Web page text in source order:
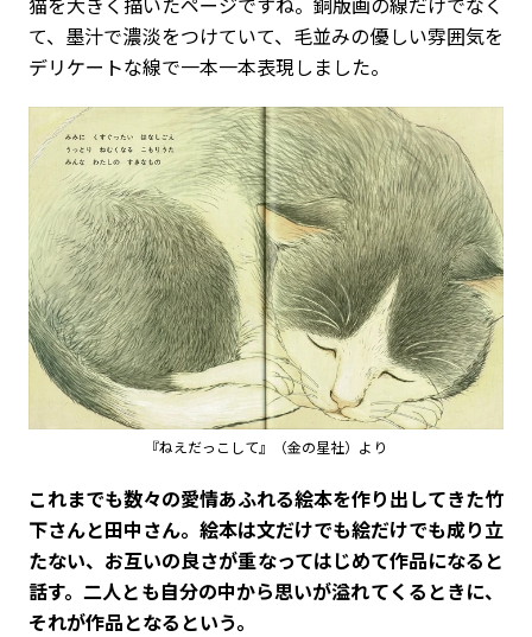
て、墨汁で濃淡をつけていて、毛並みの優しい雰囲気を
デリケートな線で一本一本表現しました。
『ねえだっこして』（金の星社）より
――これまでも数々の愛情あふれる絵本を作り出してきた竹
下さんと田中さん。絵本は文だけでも絵だけでも成り立
たない、お互いの良さが重なってはじめて作品になると
話す。二人とも自分の中から思いが溢れてくるときに、
それが作品となるという。